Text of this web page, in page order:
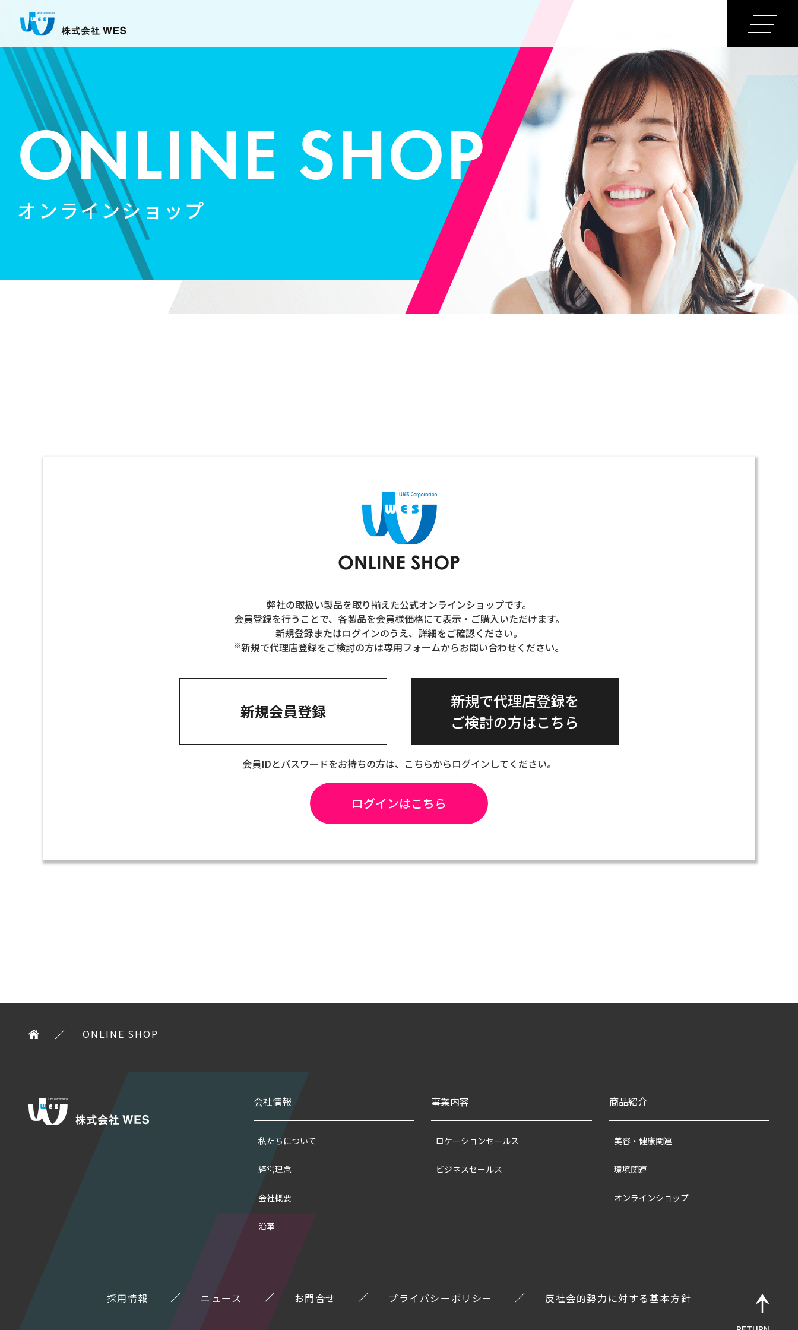
ONLINE SHOP
オンラインショップ
弊社の取扱い製品を取り揃えた公式オンラインショップです。
会員登録を行うことで、各製品を会員様価格にて表示・ご購入いただけます。
新規登録またはログインのうえ、詳細をご確認ください。
※新規で代理店登録をご検討の方は専用フォームからお問い合わせください。
新規会員登録
新規で代理店登録を
ご検討の方はこちら
会員IDとパスワードをお持ちの方は、こちらからログインしてください。
ログインはこちら
ONLINE SHOP
会社情報
私たちについて
経営理念
会社概要
沿革
事業内容
ロケーションセールス
ビジネスセールス
商品紹介
美容・健康関連
環境関連
オンラインショップ
採用情報 ニュース お問合せ プライバシーポリシー 反社会的勢力に対する基本方針